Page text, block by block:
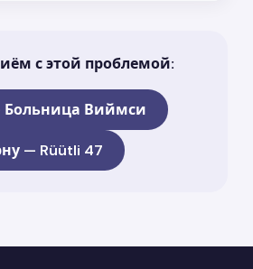
с этой проблемой:
Больница Виймси
— Rüütli 47